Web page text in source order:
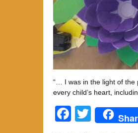
“… I was in the light of the
every child’s heart,
F
T